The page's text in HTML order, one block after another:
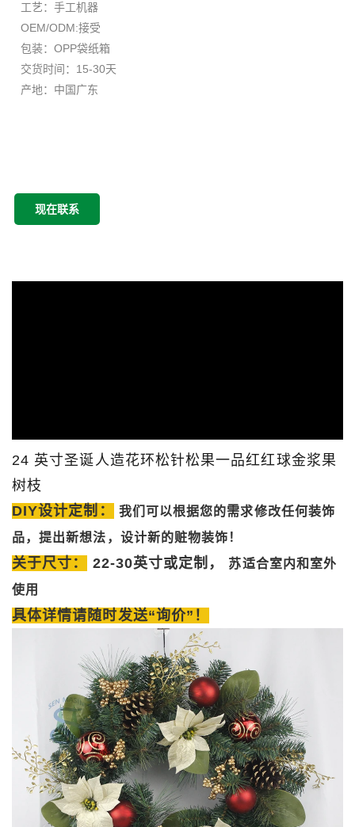
工艺：手工机器
OEM/ODM:接受
包装：OPP袋纸箱
交货时间：15-30天
产地：中国广东
现在联系
24 英寸圣诞人造花环松针松果一品红红球金浆果
树枝
DIY设计定制：
我们可以根据您的需求修改任何装饰
品，提出新想法，设计新的赃物装饰！
关于尺寸： 22-30英寸或定制， 苏适合室内和室外
使用
具体详情请随时发送“询价”！